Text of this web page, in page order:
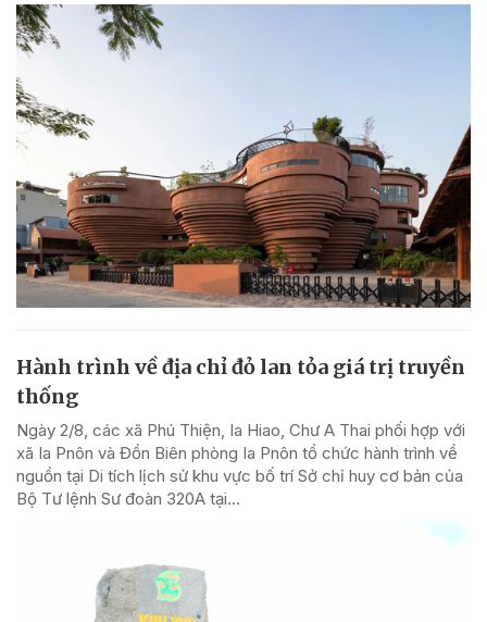
Hành trình về địa chỉ đỏ lan tỏa giá trị truyền
thống
Ngày 2/8, các xã Phú Thiện, Ia Hiao, Chư A Thai phối hợp với
xã Ia Pnôn và Đồn Biên phòng Ia Pnôn tổ chức hành trình về
nguồn tại Di tích lịch sử khu vực bố trí Sở chỉ huy cơ bản của
Bộ Tư lệnh Sư đoàn 320A tại...